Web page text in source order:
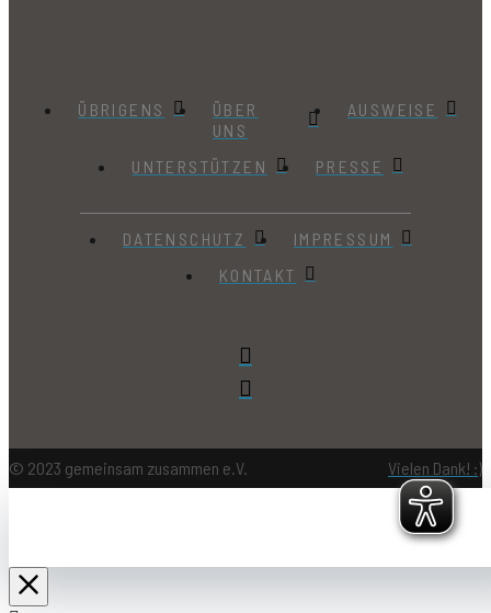
ÜBRIGENS
ÜBER
UNS
AUSWEISE
UNTERSTÜTZEN PRESSE
DATENSCHUTZ
IMPRESSUM
KONTAKT
© 2023 gemeinsam zusammen e.V. Vielen Dank! :)